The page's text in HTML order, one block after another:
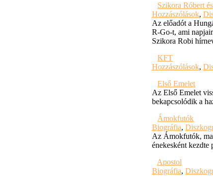
Szikora Róbert
Hozzászólások,
Az előadót a
R-Go-t, ami
Szikora Robi
KFT
Hozzászólások,
Első Emelet
Az Első Emelet
bekapcsolódik a
Ámokfutók
Biográfia,
Az Ámokfutók,
énekesként kezdte
Apostol
Biográfia,